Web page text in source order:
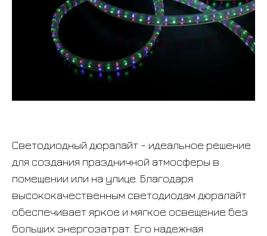
Светодиодный дюралайт - идеальное решение
для создания праздничной атмосферы в
помещении или на улице. Благодаря
высококачественным светодиодам дюралайт
обеспечивает яркое и мягкое освещение без
больших энергозатрат. Его надежная